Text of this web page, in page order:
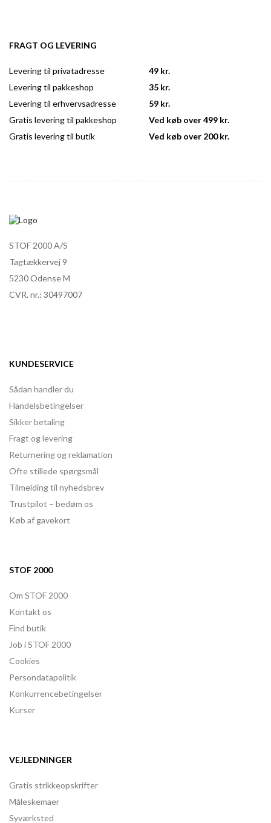
FRAGT OG LEVERING
Levering til privatadresse
Levering til pakkeshop
Levering til erhvervsadresse
Gratis levering til pakkeshop
Gratis levering til butik
49 kr.
35 kr.
59 kr.
Ved køb over 499 kr.
Ved køb over 200 kr.
STOF 2000 A/S
Tagtækkervej 9
5230 Odense M
CVR. nr.: 30497007
KUNDESERVICE
Sådan handler du
Handelsbetingelser
Sikker betaling
Fragt og levering
Returnering og reklamation
Ofte stillede spørgsmål
Tilmelding til nyhedsbrev
Trustpilot – bedøm os
Køb af gavekort
STOF 2000
Om STOF 2000
Kontakt os
Find butik
Job i STOF 2000
Cookies
Persondatapolitik
Konkurrencebetingelser
Kurser
VEJLEDNINGER
Gratis strikkeopskrifter
Måleskemaer
Syværksted